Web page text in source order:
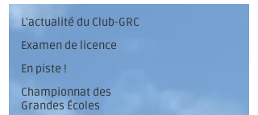
L'actualité du Club-GRC
Examen de licence
En piste !
Championnat des
Grandes Écoles